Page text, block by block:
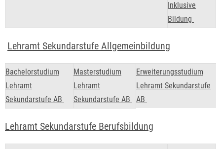
Inklusive
Bildung
Lehramt Sekundarstufe Allgemeinbildung
Bachelorstudium
Lehramt
Sekundarstufe AB
Masterstudium
Lehramt
Sekundarstufe AB
Erweiterungsstudium
Lehramt Sekundarstufe
AB
Lehramt Sekundarstufe Berufsbildung